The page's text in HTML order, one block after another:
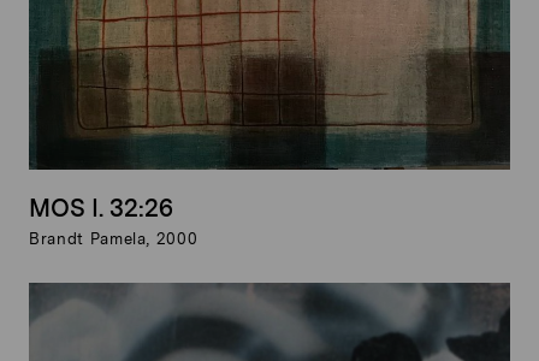
MOS I. 32:26
Brandt Pamela, 2000